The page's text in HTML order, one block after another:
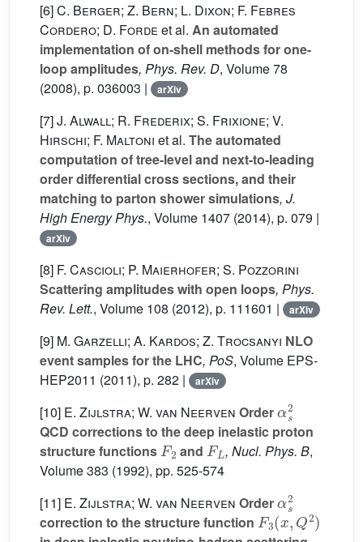
[6]C. Berger; Z. Bern; L. Dixon; F. Febres
Cordero; D. Forde et al. An automated
implementation of on-shell methods for one-
loop amplitudes, Phys. Rev. D, Volume 78
(2008), p. 036003 |
arXiv
[7]J. Alwall; R. Frederix; S. Frixione; V.
Hirschi; F. Maltoni et al. The automated
computation of tree-level and next-to-leading
order differential cross sections, and their
matching to parton shower simulations, J.
High Energy Phys., Volume 1407 (2014), p. 079 |
arXiv
[8] F. Cascioli; P. Maierhofer; S. Pozzorini
Scattering amplitudes with open loops, Phys.
Rev. Lett., Volume 108 (2012), p. 111601 | arXiv
[9] M. Garzelli; A. Kardos; Z. Trocsanyi NLO
event samples for the LHC, PoS, Volume EPS-
HEP2011 (2011), p. 282 | arXiv
[10] E. Zijlstra; W. van Neerven Order
αs
QCD corrections to the deep inelastic proton
structure functions
F2
and
FL
, Nucl. Phys. B,
Volume 383 (1992), pp. 525-574
[11] E. Zijlstra; W. van Neerven Order
αs
correction to the structure function
F3 (x, 2)